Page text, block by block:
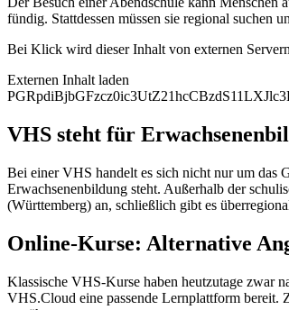
fündig. Stattdessen müssen sie regional suchen
Bei Klick wird dieser Inhalt von externen
Externen Inhalt laden
VHS steht für
Bei einer VHS handelt es sich nicht nur um das
Erwachsenenbildung steht. Außerhalb der
(Württemberg) an, schließlich gibt es
Online-Kurse: Alternative
Klassische VHS-Kurse haben heutzutage zwar
VHS.Cloud eine passende Lernplattform bereit.